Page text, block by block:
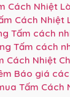
Cách Nhiệt
Cách Nhiệt
Tấm cách
Tấm cách
Cách Nhiệt
Báo giá
Tấm Cách